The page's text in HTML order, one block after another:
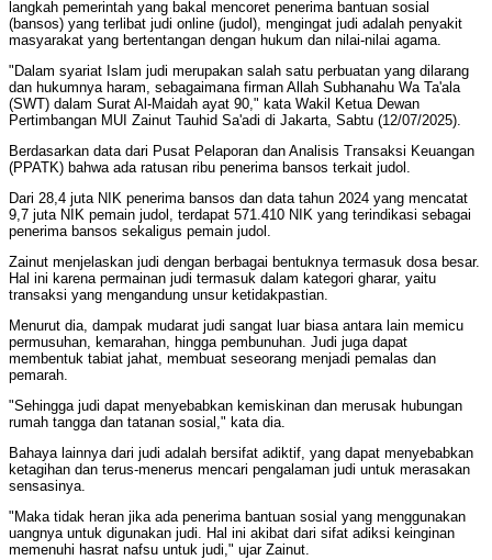
langkah pemerintah yang bakal mencoret penerima bantuan sosial
(bansos) yang terlibat judi online (judol), mengingat judi adalah penyakit
masyarakat yang bertentangan dengan hukum dan nilai-nilai agama.
"Dalam syariat Islam judi merupakan salah satu perbuatan yang dilarang
dan hukumnya haram, sebagaimana firman Allah Subhanahu Wa Ta'ala
(SWT) dalam Surat Al-Maidah ayat 90," kata Wakil Ketua Dewan
Pertimbangan MUI Zainut Tauhid Sa'adi di Jakarta, Sabtu (12/07/2025).
Berdasarkan data dari Pusat Pelaporan dan Analisis Transaksi Keuangan
(PPATK) bahwa ada ratusan ribu penerima bansos terkait judol.
Dari 28,4 juta NIK penerima bansos dan data tahun 2024 yang mencatat
9,7 juta NIK pemain judol, terdapat 571.410 NIK yang terindikasi sebagai
penerima bansos sekaligus pemain judol.
Zainut menjelaskan judi dengan berbagai bentuknya termasuk dosa besar.
Hal ini karena permainan judi termasuk dalam kategori gharar, yaitu
transaksi yang mengandung unsur ketidakpastian.
Menurut dia, dampak mudarat judi sangat luar biasa antara lain memicu
permusuhan, kemarahan, hingga pembunuhan. Judi juga dapat
membentuk tabiat jahat, membuat seseorang menjadi pemalas dan
pemarah.
"Sehingga judi dapat menyebabkan kemiskinan dan merusak hubungan
rumah tangga dan tatanan sosial," kata dia.
Bahaya lainnya dari judi adalah bersifat adiktif, yang dapat menyebabkan
ketagihan dan terus-menerus mencari pengalaman judi untuk merasakan
sensasinya.
"Maka tidak heran jika ada penerima bantuan sosial yang menggunakan
uangnya untuk digunakan judi. Hal ini akibat dari sifat adiksi keinginan
memenuhi hasrat nafsu untuk judi," ujar Zainut.